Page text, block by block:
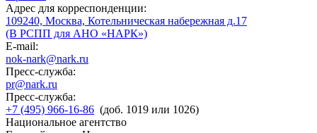
Адрес для корреспонденции:
109240, Москва, Котельническая набережная д.17
(В РСПП для АНО «НАРК»)
E-mail:
nok-nark@nark.ru
Пресс-служба:
pr@nark.ru
Пресс-служба:
+7 (495) 966-16-86 (доб. 1019 или 1026)
Национальное агентство